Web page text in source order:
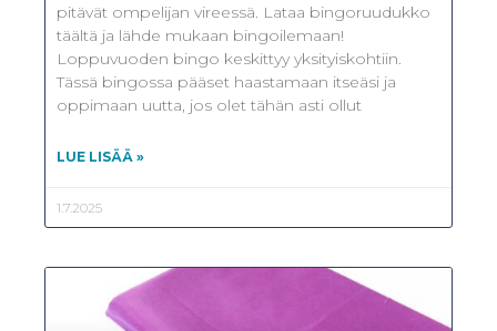
pitävät ompelijan vireessä. Lataa bingoruudukko
täältä ja lähde mukaan bingoilemaan!
Loppuvuoden bingo keskittyy yksityiskohtiin.
Tässä bingossa pääset haastamaan itseäsi ja
oppimaan uutta, jos olet tähän asti ollut
LUE LISÄÄ »
1.7.2025